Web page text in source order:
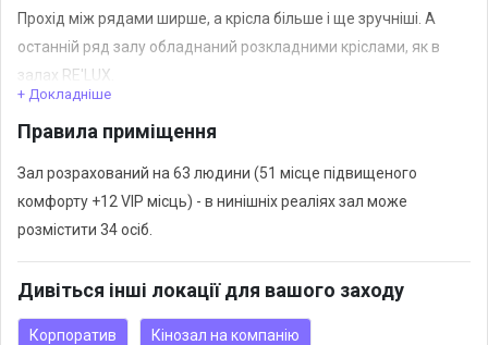
Прохід між рядами ширше, а крісла більше і ще зручніші. А
останній ряд залу обладнаний розкладними кріслами, як в
залах RE'LUX.
Ви можете орендувати локацію для проведення корпоративу,
+ Докладніше
Правила приміщення
Зал розрахований на 63 людини (51 місце підвищеного
комфорту +12 VIP місць) - в нинішніх реаліях зал може
розмістити 34 осіб.
Дивіться інші локації для вашого заходу
Корпоратив Кінозал на компанію